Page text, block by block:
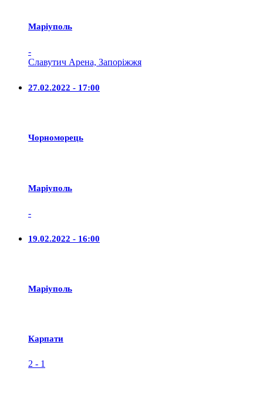
Маріуполь
-
Славутич Арена, Запоріжжя
27.02.2022 - 17:00
Чорноморець
Маріуполь
-
19.02.2022 - 16:00
Маріуполь
Карпати
2 - 1